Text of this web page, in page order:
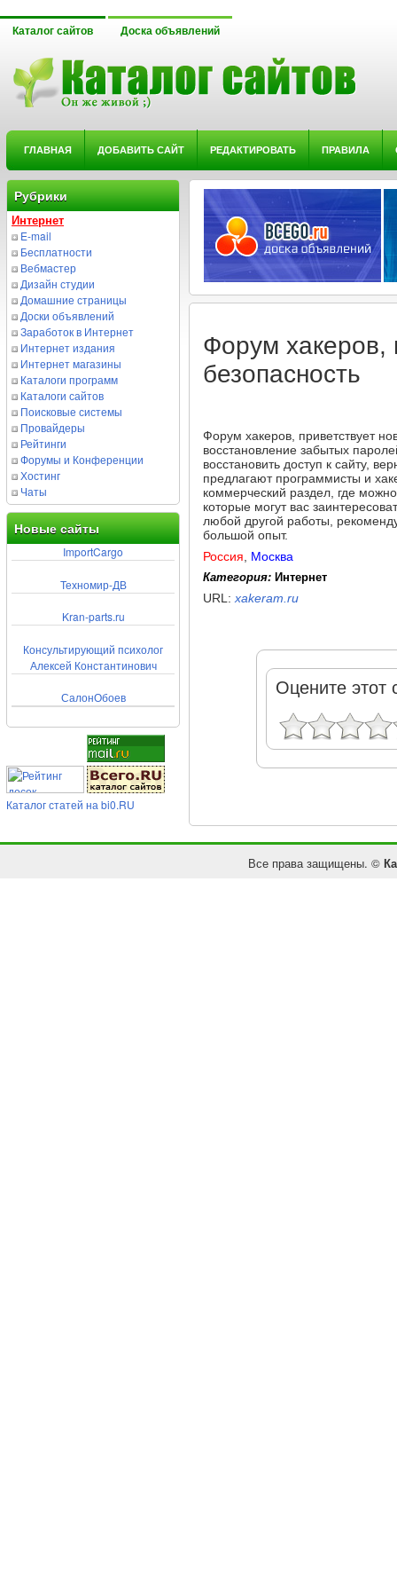
Каталог сайтов Доска объявлений
ГЛАВНАЯ ДОБАВИТЬ САЙТ РЕДАКТИРОВАТЬ ПРАВИЛА
Рубрики
Интернет
E-mail
Бесплатности
Вебмастер
Дизайн студии
Домашние страницы
Доски объявлений
Заработок в Интернет
Интернет издания
Интернет магазины
Каталоги программ
Каталоги сайтов
Поисковые системы
Провайдеры
Рейтинги
Форумы и Конференции
Хостинг
Чаты
Новые сайты
ImportCargo
Техномир-ДВ
Kran-parts.ru
Консультирующий психолог
Алексей Константинович
СалонОбоев
Каталог статей на bi0.RU
Форум
безопасность
Форум хакеров, приветствует
восстановление забытых
восстановить доступ к сайту,
предлагают программисты и
коммерческий раздел, где
которые могут вас
любой другой работы,
большой опыт.
Россия
Москва
Категория: Интернет
URL: xakeram.ru
Оцените этот
Все права защищены. ©